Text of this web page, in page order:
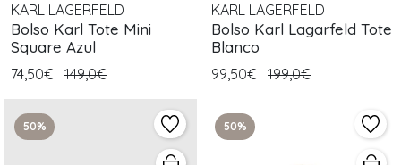
KARL LAGERFELD
Bolso Karl Tote Mini
Square Azul
74,50€ 149,0€
KARL LAGERFELD
Bolso Karl Lagarfeld Tote
Blanco
99,50€ 199,0€
50% 50%